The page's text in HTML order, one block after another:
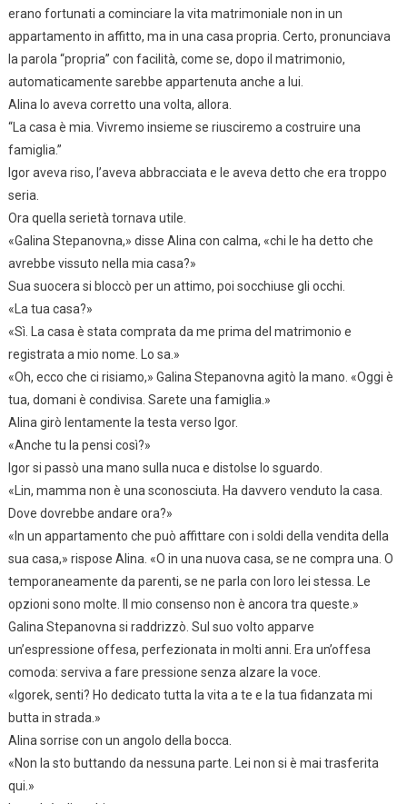
erano fortunati a cominciare la vita matrimoniale non in un
appartamento in affitto, ma in una casa propria. Certo, pronunciava
la parola “propria” con facilità, come se, dopo il matrimonio,
automaticamente sarebbe appartenuta anche a lui.
Alina lo aveva corretto una volta, allora.
“La casa è mia. Vivremo insieme se riusciremo a costruire una
famiglia.”
Igor aveva riso, l’aveva abbracciata e le aveva detto che era troppo
seria.
Ora quella serietà tornava utile.
«Galina Stepanovna,» disse Alina con calma, «chi le ha detto che
avrebbe vissuto nella mia casa?»
Sua suocera si bloccò per un attimo, poi socchiuse gli occhi.
«La tua casa?»
«Sì. La casa è stata comprata da me prima del matrimonio e
registrata a mio nome. Lo sa.»
«Oh, ecco che ci risiamo,» Galina Stepanovna agitò la mano. «Oggi è
tua, domani è condivisa. Sarete una famiglia.»
Alina girò lentamente la testa verso Igor.
«Anche tu la pensi così?»
Igor si passò una mano sulla nuca e distolse lo sguardo.
«Lin, mamma non è una sconosciuta. Ha davvero venduto la casa.
Dove dovrebbe andare ora?»
«In un appartamento che può affittare con i soldi della vendita della
sua casa,» rispose Alina. «O in una nuova casa, se ne compra una. O
temporaneamente da parenti, se ne parla con loro lei stessa. Le
opzioni sono molte. Il mio consenso non è ancora tra queste.»
Galina Stepanovna si raddrizzò. Sul suo volto apparve
un’espressione offesa, perfezionata in molti anni. Era un’offesa
comoda: serviva a fare pressione senza alzare la voce.
«Igorek, senti? Ho dedicato tutta la vita a te e la tua fidanzata mi
butta in strada.»
Alina sorrise con un angolo della bocca.
«Non la sto buttando da nessuna parte. Lei non si è mai trasferita
qui.»